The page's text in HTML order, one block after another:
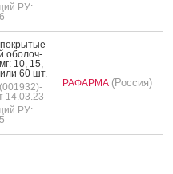
РУ:
обо­лоч­
10, 15,
60 шт.
14.03.23
РУ:
РАФАРМА (Россия)